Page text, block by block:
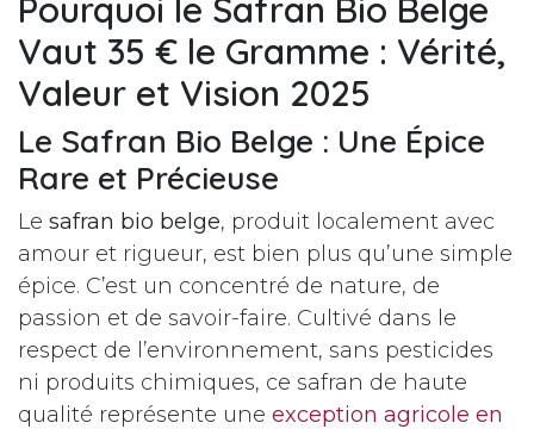
Pourquoi le Safran Bio Belge
Vaut 35 € le Gramme : Vérité,
Valeur et Vision 2025
Le Safran Bio Belge : Une Épice
Rare et Précieuse
Le safran bio belge, produit localement avec
amour et rigueur, est bien plus qu’une simple
épice. C’est un concentré de nature, de
passion et de savoir-faire. Cultivé dans le
respect de l’environnement, sans pesticides
ni produits chimiques, ce safran de haute
qualité représente une exception agricole en